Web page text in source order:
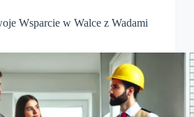
Wsparcie w Walce z Wadami